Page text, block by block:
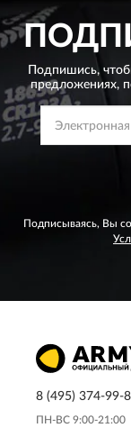
Подпишись,
предложениях,
Подписываясь, Вы
8 (495) 374-99-
ПН-ВС 9:00-21:00